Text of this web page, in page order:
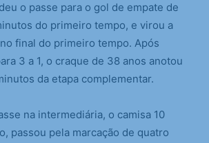
o passe para o gol de empate de
do primeiro tempo, e virou a
final do primeiro tempo. Após
3 a 1, o craque de 38 anos anotou
da etapa complementar.
na intermediária, o camisa 10
passou pela marcação de quatro